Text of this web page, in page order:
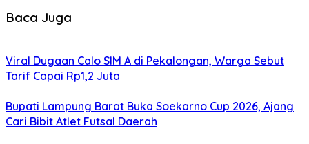
Baca Juga
Viral Dugaan Calo SIM A di Pekalongan, Warga Sebut
Tarif Capai Rp1,2 Juta
Bupati Lampung Barat Buka Soekarno Cup 2026, Ajang
Cari Bibit Atlet Futsal Daerah